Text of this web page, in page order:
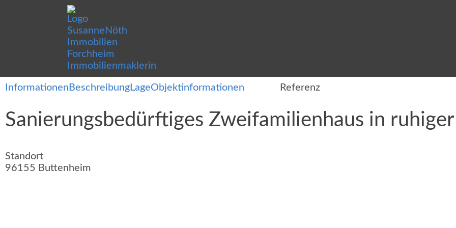
Informationen BeschreibungLageObjektinformationen Referenz
Sanierungsbedürftiges Zweifamilienhaus in
Standort
96155 Buttenheim